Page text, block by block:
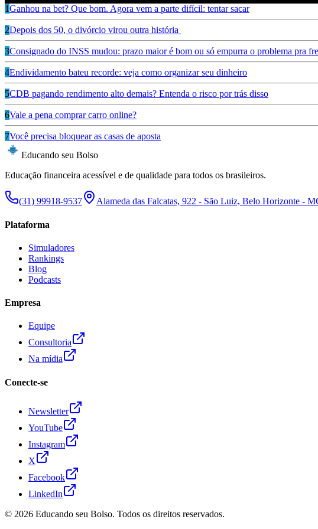
1Ganhou na bet? Que bom. Agora vem a parte difícil: tentar sacar
2Depois dos 50, o divórcio virou outra história
3Consignado do INSS mudou: prazo maior é bom ou só empurra o problema pra
4Endividamento bateu recorde: veja como organizar seu dinheiro
5CDB pagando rendimento alto demais? Entenda o risco por trás disso
6Vale a pena comprar carro online?
7Você precisa bloquear as casas de aposta
Educando seu Bolso
Educação financeira acessível e de qualidade para todos os brasileiros.
(31) 99918-9537 Alameda das Falcatas, 922 - São Luiz, Belo Horizonte -
Plataforma
Simuladores
Rankings
Blog
Podcasts
Empresa
Equipe
Consultoria
Na mídia
Conecte-se
Newsletter
YouTube
Instagram
X
Facebook
LinkedIn
© 2026 Educando seu Bolso. Todos os direitos reservados.